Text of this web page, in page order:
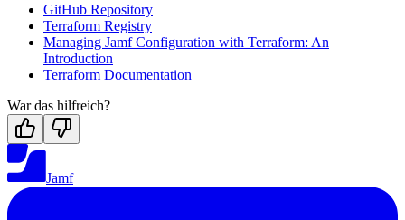
GitHub Repository
Terraform Registry
Managing Jamf Configuration with Terraform: An
Introduction
Terraform Documentation
War das hilfreich?
Jamf